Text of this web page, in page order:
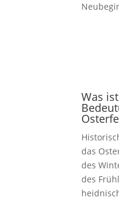
Was
das
des
des